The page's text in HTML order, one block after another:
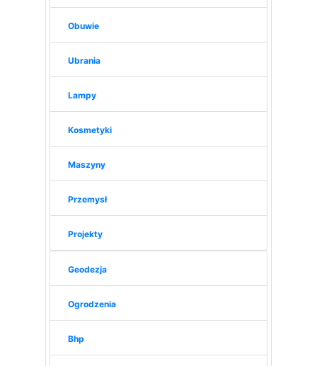
Obuwie
Ubrania
Lampy
Kosmetyki
Maszyny
Przemysł
Projekty
Geodezja
Ogrodzenia
Bhp